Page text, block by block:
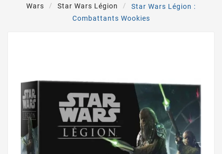
Wars
Star Wars Légion
Star Wars Légion :
Combattants Wookies